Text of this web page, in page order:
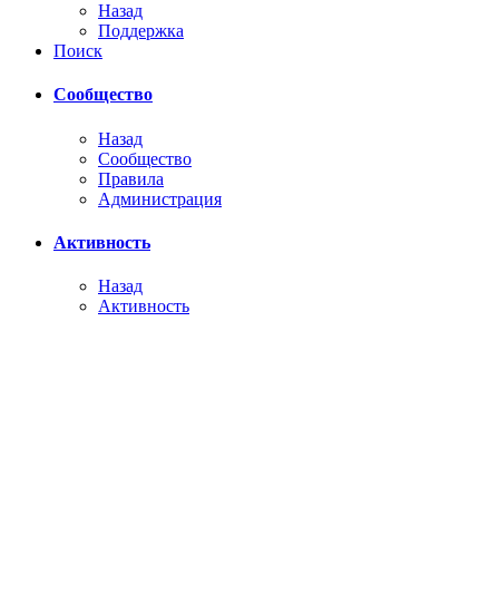
Назад
Поддержка
Поиск
Сообщество
Назад
Сообщество
Правила
Администрация
Активность
Назад
Активность